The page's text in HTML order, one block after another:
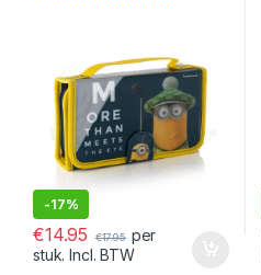
-17%
€14.95 €17.95 per
stuk. Incl. BTW